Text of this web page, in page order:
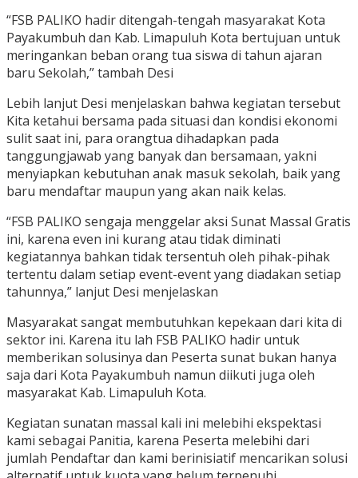
“FSB PALIKO hadir ditengah-tengah masyarakat Kota
Payakumbuh dan Kab. Limapuluh Kota bertujuan untuk
meringankan beban orang tua siswa di tahun ajaran
baru Sekolah,” tambah Desi
Lebih lanjut Desi menjelaskan bahwa kegiatan tersebut
Kita ketahui bersama pada situasi dan kondisi ekonomi
sulit saat ini, para orangtua dihadapkan pada
tanggungjawab yang banyak dan bersamaan, yakni
menyiapkan kebutuhan anak masuk sekolah, baik yang
baru mendaftar maupun yang akan naik kelas.
“FSB PALIKO sengaja menggelar aksi Sunat Massal Gratis
ini, karena even ini kurang atau tidak diminati
kegiatannya bahkan tidak tersentuh oleh pihak-pihak
tertentu dalam setiap event-event yang diadakan setiap
tahunnya,” lanjut Desi menjelaskan
Masyarakat sangat membutuhkan kepekaan dari kita di
sektor ini. Karena itu lah FSB PALIKO hadir untuk
memberikan solusinya dan Peserta sunat bukan hanya
saja dari Kota Payakumbuh namun diikuti juga oleh
masyarakat Kab. Limapuluh Kota.
Kegiatan sunatan massal kali ini melebihi ekspektasi
kami sebagai Panitia, karena Peserta melebihi dari
jumlah Pendaftar dan kami berinisiatif mencarikan solusi